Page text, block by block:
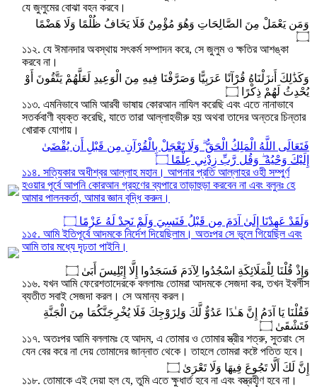
যে জুলুমের বোঝা বহন করবে।
وَمَن يَعْمَلْ مِنَ الصَّالِحَاتِ وَهُوَ مُؤْمِنٌ فَلَا يَخَافُ ظُلْمًا وَلَا هَضْمًا
۝
১১২. যে ঈমানদার অবস্থায় সৎকর্ম সম্পাদন করে, সে জুলুম ও ক্ষতির আশঙ্কা
করবে না।
وَكَذَٰلِكَ أَنزَلْنَاهُ قُرْآنًا عَرَبِيًّا وَصَرَّفْنَا فِيهِ مِنَ الْوَعِيدِ لَعَلَّهُمْ يَتَّقُونَ أَوْ
يُحْدِثُ لَهُمْ ذِكْرًا ۝
১১৩. এমনিভাবে আমি আরবী ভাষায় কোরআন নাযিল করেছি এবং এতে নানাভাবে
সতর্কবাণী ব্যক্ত করেছি, যাতে তারা আল্লাহভীরু হয় অথবা তাদের অন্তরে চিন্তার
খোরাক যোগায়।
فَتَعَالَى اللَّهُ الْمَلِكُ الْحَقُّ ۗ وَلَا تَعْجَلْ بِالْقُرْآنِ مِن قَبْلِ أَن يُقْضَىٰ
إِلَيْكَ وَحْيُهُ ۖ وَقُل رَّبِّ زِدْنِي عِلْمًا ۝
১১৪. সত্যিকার অধীশ্বর আল্লাহ মহান। আপনার প্রতি আল্লাহর ওহী সম্পুর্ণ
হওয়ার পূর্বে আপনি কোরআন গ্রহণের ব্যপারে তাড়াহুড়া করবেন না এবং বলুনঃ হে
আমার পালনকর্তা, আমার জ্ঞান বৃদ্ধি করুন।
وَلَقَدْ عَهِدْنَا إِلَىٰ آدَمَ مِن قَبْلُ فَنَسِيَ وَلَمْ نَجِدْ لَهُ عَزْمًا ۝
১১৫. আমি ইতিপূর্বে আদমকে নির্দেশ দিয়েছিলাম। অতঃপর সে ভুলে গিয়েছিল এবং
আমি তার মধ্যে দৃঢ়তা পাইনি।
وَإِذْ قُلْنَا لِلْمَلَائِكَةِ اسْجُدُوا لِآدَمَ فَسَجَدُوا إِلَّا إِبْلِيسَ أَبَىٰ ۝
১১৬. যখন আমি ফেরেশতাদেরকে বললামঃ তোমরা আদমকে সেজদা কর, তখন ইবলীস
ব্যতীত সবাই সেজদা করল। সে অমান্য করল।
فَقُلْنَا يَا آدَمُ إِنَّ هَـٰذَا عَدُوٌّ لَّكَ وَلِزَوْجِكَ فَلَا يُخْرِجَنَّكُمَا مِنَ الْجَنَّةِ
فَتَشْقَىٰ ۝
১১৭. অতঃপর আমি বললামঃ হে আদম, এ তোমার ও তোমার স্ত্রীর শত্রু, সুতরাং সে
যেন বের করে না দেয় তোমাদের জান্নাত থেকে। তাহলে তোমরা কষ্টে পতিত হবে।
إِنَّ لَكَ أَلَّا تَجُوعَ فِيهَا وَلَا تَعْرَىٰ ۝
১১৮. তোমাকে এই দেয়া হল যে, তুমি এতে ক্ষুধার্ত হবে না এবং বস্ত্রহীণ হবে না।